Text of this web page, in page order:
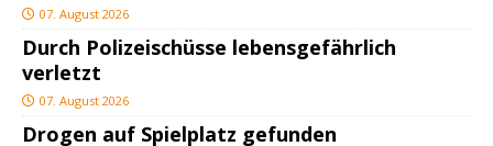
07. August 2026
Durch Polizeischüsse lebensgefährlich
verletzt
07. August 2026
Drogen auf Spielplatz gefunden